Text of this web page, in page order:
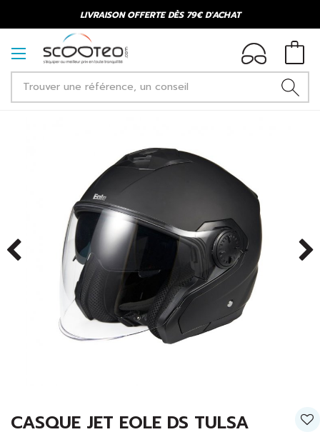
LIVRAISON OFFERTE DÈS 79€ D'ACHAT
CASQUE JET EOLE DS TULSA